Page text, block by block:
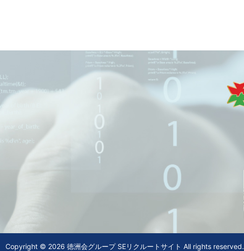
Copyright © 2026 徳洲会グループ SEリクルートサイト All rights reserved.